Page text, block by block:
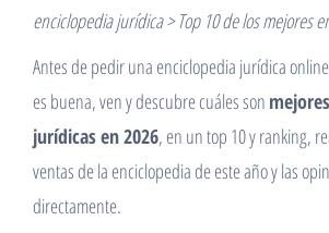
enciclopedia jurídica > Top 10 de los mejores
Antes de pedir una enciclopedia jurídica
es buena, ven y descubre cuáles son
jurídicas en 2026, en un top 10 y ranking,
ventas de la enciclopedia de este año y las
directamente.